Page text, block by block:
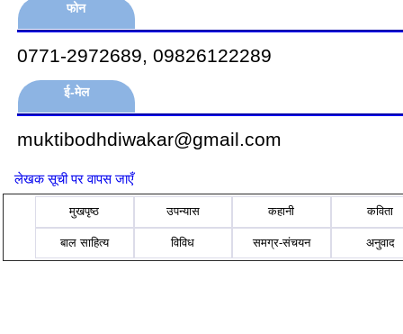
फोन
0771-2972689, 09826122289
ई-मेल
muktibodhdiwakar@gmail.com
लेखक सूची पर वापस जाएँ
मुखपृष्ठ उपन्यास कहानी कविता
बाल साहित्य विविध समग्र-संचयन अनुवाद